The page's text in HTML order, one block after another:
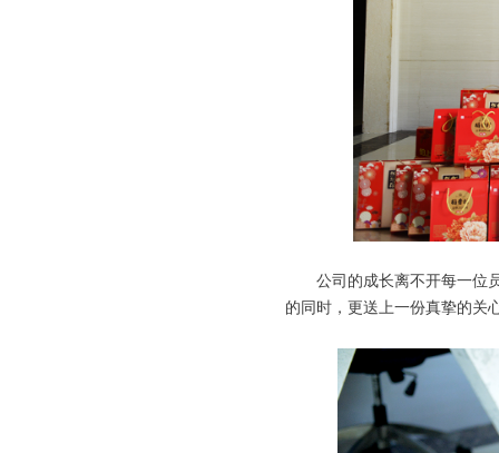
公司的成长离不开每一位员
的同时，更送上一份真挚的关